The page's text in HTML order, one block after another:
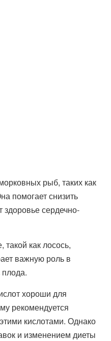
рыб, таких как
помогает снизить
сердечно-
как лосось,
важную роль в
хороши для
рекомендуется
кислотами. Однако
и изменением диеты